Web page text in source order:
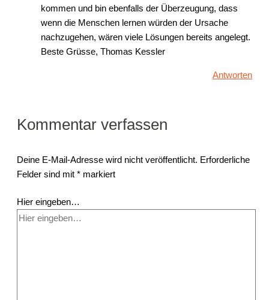
kom­men und bin eben­falls der Über­zeu­gung, dass
wenn die Men­schen ler­nen wür­den der Ursa­che
nach­zu­ge­hen, wären vie­le Lösun­gen bereits ange­legt.
Bes­te Grüs­se, Tho­mas Kessler
Antworten
Kommentar verfassen
Deine E-Mail-Adresse wird nicht veröffentlicht. Erforderliche
Felder sind mit * markiert
Hier eingeben…